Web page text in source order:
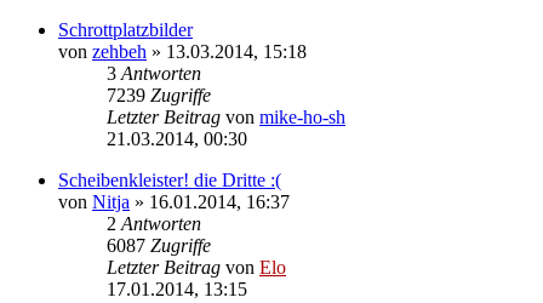
Schrottplatzbilder
von zehbeh » 13.03.2014, 15:18
3 Antworten
7239 Zugriffe
Letzter Beitrag von mike-ho-sh
21.03.2014, 00:30
Scheibenkleister! die Dritte :(
von Nitja » 16.01.2014, 16:37
2 Antworten
6087 Zugriffe
Letzter Beitrag von Elo
17.01.2014, 13:15